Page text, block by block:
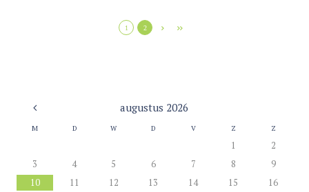
1 2
augustus 2026
M D W D V Z Z
1
2
3
4 5 6 7 8
9
10
11 12 13 14 15
16